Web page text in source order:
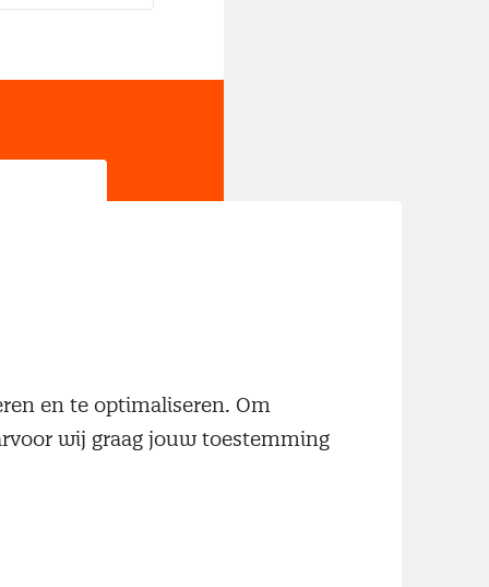
en te optimaliseren. Om
wij graag jouw toestemming